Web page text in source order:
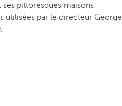
ses pittoresques maisons
utilisées par le directeur George
.